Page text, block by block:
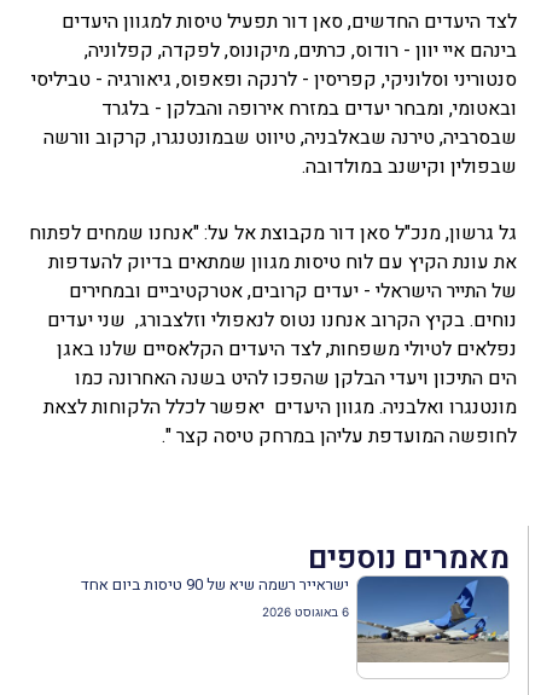
לצד היעדים החדשים, סאן דור תפעיל טיסות למגוון היעדים
בינהם איי יוון - רודוס, כרתים, מיקונוס, לפקדה, קפלוניה,
סנטוריני וסלוניקי, קפריסין - לרנקה ופאפוס, גיאורגיה - טביליסי
ובאטומי, ומבחר יעדים במזרח אירופה והבלקן - בלגרד
שבסרביה, טירנה שבאלבניה, טיווט שבמונטנגרו, קרקוב וורשה
שבפולין וקישנב במולדובה.
גל גרשון, מנכ"ל סאן דור מקבוצת אל על: "אנחנו שמחים לפתוח
את עונת הקיץ עם לוח טיסות מגוון שמתאים בדיוק להעדפות
של התייר הישראלי - יעדים קרובים, אטרקטיביים ובמחירים
נוחים. בקיץ הקרוב אנחנו נטוס לנאפולי וזלצבורג, שני יעדים
נפלאים לטיולי משפחות, לצד היעדים הקלאסיים שלנו באגן
הים התיכון ויעדי הבלקן שהפכו להיט בשנה האחרונה כמו
מונטנגרו ואלבניה. מגוון היעדים יאפשר לכלל הלקוחות לצאת
לחופשה המועדפת עליהן במרחק טיסה קצר ".
מאמרים נוספים
ישראייר רשמה שיא של 90 טיסות ביום אחד
6 באוגוסט 2026